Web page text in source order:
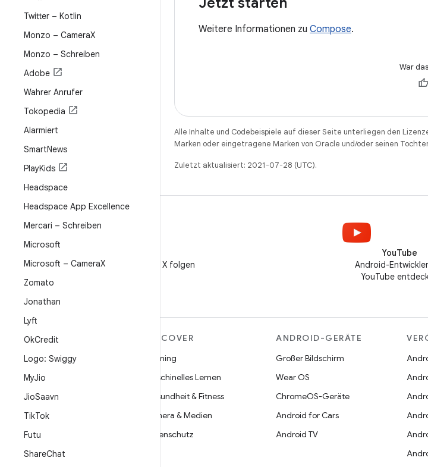
Twitter – Kotlin
Monzo – CameraX
Monzo – Schreiben
Adobe
Wahrer Anrufer
Tokopedia
Alarmiert
SmartNews
PlayKids
Headspace
Headspace App Excellence
Mercari – Schreiben
Microsoft
Microsoft – CameraX
Zomato
Jonathan
Lyft
OkCredit
Logo: Swiggy
MyJio
JioSaavn
TikTok
Futu
ShareChat
Weitere Informationen zu Compose.
War
Alle Inhalte und Codebeispiele auf dieser Seite unterliegen den
Marken oder eingetragene Marken von Oracle und/oder seinen
Zuletzt aktualisiert: 2021-07-28 (UTC).
@AndroidDev auf X folgen
YouTube
Android-
YouTube
MEHR ZU ANDROID
Android
Android für Unternehmen
Datensicherheit
Open Source
Neuigkeiten
Blog
DISCOVER
Gaming
Maschinelles Lernen
Gesundheit & Fitness
Kamera & Medien
Datenschutz
ANDROID-GERÄTE
Großer Bildschirm
Wear OS
ChromeOS-Geräte
Android for Cars
Android TV